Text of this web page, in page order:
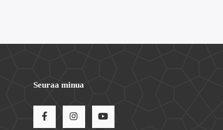
Seuraa minua